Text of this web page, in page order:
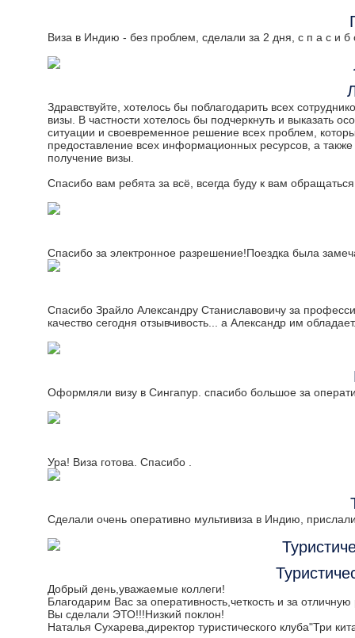
Виза в Индию - без проблем, сделали за 2 дня, с п а с и б
Здравствуйте, хотелось бы поблагодарить всех
визы. В частности хотелось бы подчеркнуть и выказать
ситуации и своевременное решение всех проблем,
предоставление всех информационных ресурсов, а
получение визы.
Спасибо вам ребята за всё, всегда буду к вам
Спасибо за электронное разрешение!Поездка была
Спасибо Зрайло Александру Станиславовичу за
качество сегодня отзывчивость... а Александр им
Оформляли визу в Сингапур. спасибо большое за
Ура! Виза готова. Спасибо .
Сделали очень оперативно мультивиза в Индию,
Добрый день,уважаемые коллеги!
Благодарим Вас за оперативность,четкость и за отличную
Вы сделали ЭТО!!!Низкий поклон!
Наталья Сухарева,директор туристического клуба"Три